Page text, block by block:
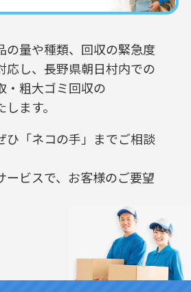
の量や種類、回収の緊急度
し、 長野県朝日村内での
・粗大ゴミ回収の
ます。
ひ「ネコの手」までご相談
ービスで、お客様のご要望